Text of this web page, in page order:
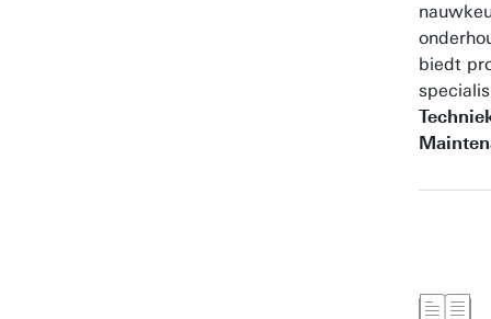
biedt